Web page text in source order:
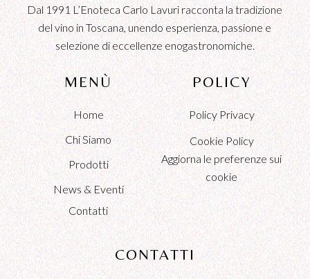
Dal 1991 L’Enoteca Carlo Lavuri racconta la tradizione
del vino in Toscana, unendo esperienza, passione e
selezione di eccellenze enogastronomiche.
MENÙ
Home
Chi Siamo
Prodotti
News & Eventi
Contatti
POLICY
Policy Privacy
Cookie Policy
Aggiorna le preferenze sui
cookie
CONTATTI